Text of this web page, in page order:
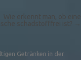
Wie erkennt man, ob eine
schadstofffrei ist? →
Getränken in der